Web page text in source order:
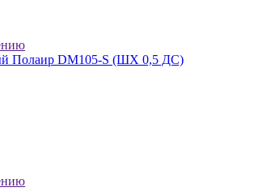
Полаир DM105-S (ШХ 0,5 ДС)